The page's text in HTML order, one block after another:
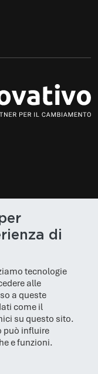
di
tecnologie
alle
a queste
come il
su questo sito.
può influire
e funzioni.